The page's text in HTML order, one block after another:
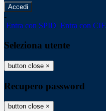
-
Entra con SPID Entra con CIE
Seleziona utente
button close ×
Recupero password
button close ×